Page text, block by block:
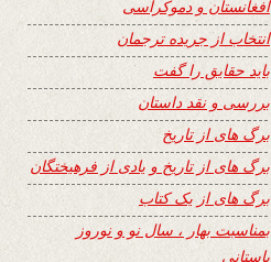
افغانستان و دموکراسی
انتخاب از جریده ترجمان
باید حقایق را گفت
بررسی و نقد داستان
برگ های از تاریخ
برگ های از تاریخ و یادی از فرهیختگان
برگ های از یک کتاب
بمناسبت بهار ، سال نو و نوروز
باستانی